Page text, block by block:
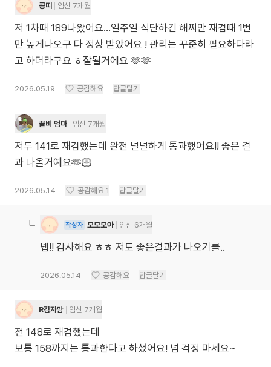
콩띠 임신 7개월
저 1차때 189나왔어요…일주일 식단하긴 해찌만 재검때 1번
만 높게나오구 다 정상 받았어요 ! 관리는 꾸준히 필요하다라
고 하더라구요 ㅎ잘될거에요 🫶🫶
2026.05.19 공감해요 답글달기
꿀비 엄마 임신 7개월
저두 141로 재검했는데 완전 널널하게 통과했어요!! 좋은 결
과 나올거예요🫶🏻
2026.05.14 공감해요 1 답글달기
작성자 모모모아 임신 6개월
넵!! 감사해요 ㅎㅎ 저도 좋은결과가 나오기를..
2026.05.14 공감해요 답글달기
R감자맘 임신 7개월
전 148로 재검했는데
보통 158까지는 통과한다고 하셨어요! 넘 걱정 마세요~